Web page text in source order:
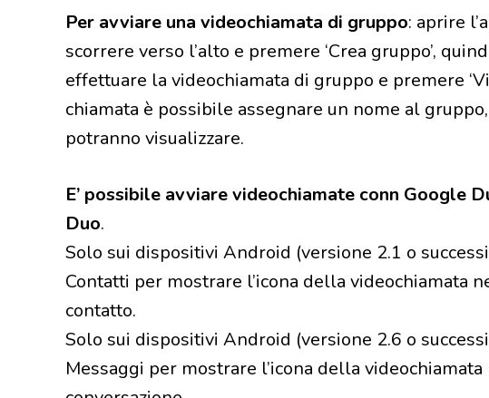
Per avviare una videochiamata di gruppo: aprire
scorrere verso l’alto e premere ‘Crea gruppo’,
effettuare la videochiamata di gruppo e premere
chiamata è possibile assegnare un nome al
potranno visualizzare.
E’ possibile avviare videochiamate conn Google
Duo.
Solo sui dispositivi Android (versione 2.1 o
Contatti per mostrare l’icona della videochiamata
contatto.
Solo sui dispositivi Android (versione 2.6 o
Messaggi per mostrare l’icona della